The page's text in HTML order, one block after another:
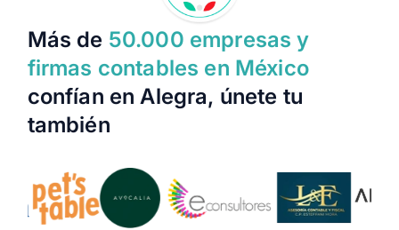
Más de 50.000 empresas y
firmas contables en México
confían en Alegra, únete tu
también